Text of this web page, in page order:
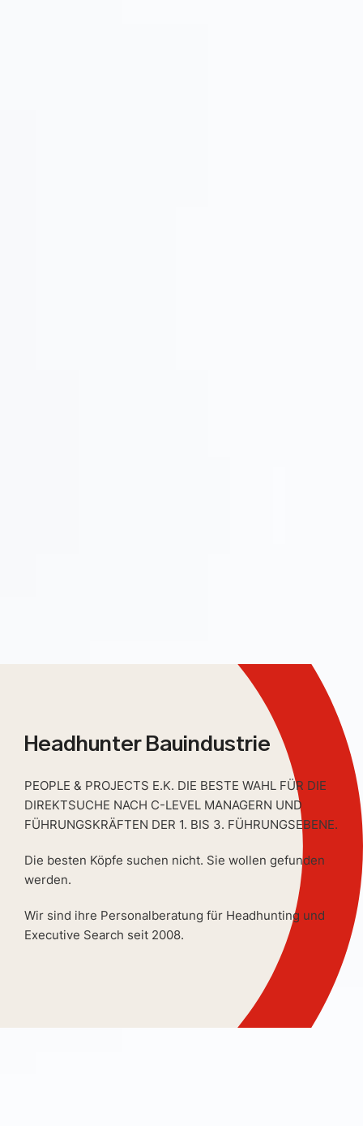
Headhunter Bauindustrie
PEOPLE & PROJECTS E.K. DIE BESTE WAHL FÜR DIE
DIREKTSUCHE NACH C-LEVEL MANAGERN UND
FÜHRUNGSKRÄFTEN DER 1. BIS 3. FÜHRUNGSEBENE.
Die besten Köpfe suchen nicht. Sie wollen gefunden
werden.
Wir sind ihre Personalberatung für Headhunting und
Executive Search seit 2008.